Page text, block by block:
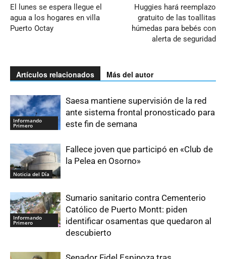
El lunes se espera llegue el
agua a los hogares en villa
Puerto Octay
Huggies hará reemplazo
gratuito de las toallitas
húmedas para bebés con
alerta de seguridad
Artículos relacionados Más del autor
Informando
Primero
Saesa mantiene supervisión de la red
ante sistema frontal pronosticado para
este fin de semana
Noticia del Día
Fallece joven que participó en «Club de
la Pelea en Osorno»
Informando
Primero
Sumario sanitario contra Cementerio
Católico de Puerto Montt: piden
identificar osamentas que quedaron al
descubierto